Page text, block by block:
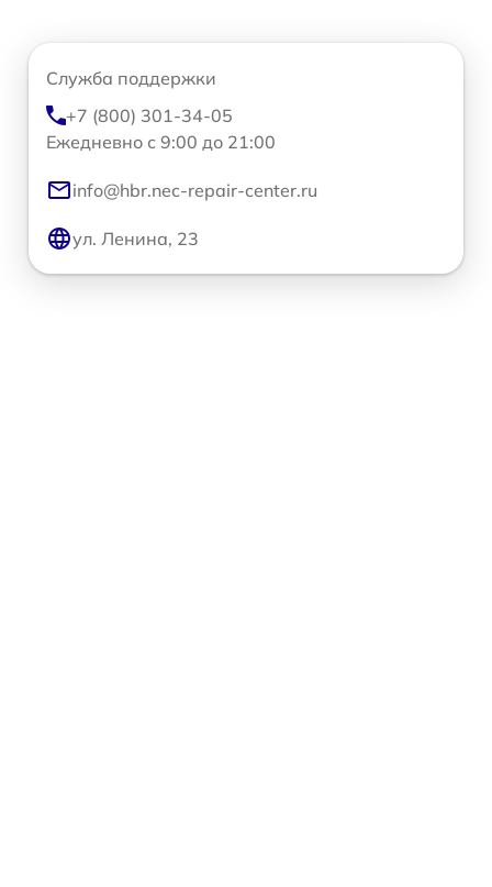
Служба поддержки
+7 (800) 301-34-05
Ежедневно с 9:00 до 21:00
info@hbr.nec-repair-center.ru
ул. Ленина, 23